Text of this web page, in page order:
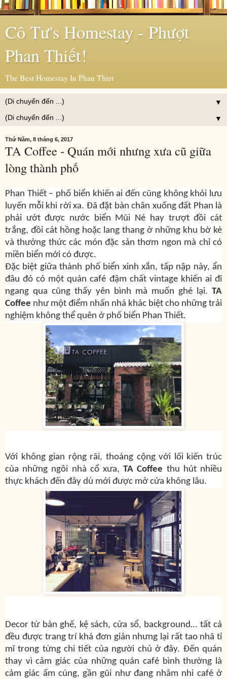
Cô Tư's Homestay - Phượt
Phan Thiết!
The Best Homestay In Phan Thiet
▼
▼
Thứ Năm, 8 tháng 6, 2017
TA Coffee - Quán mới nhưng xưa cũ giữa
lòng thành phố
Phan Thiết – phố biển khiến ai đến cũng không khỏi lưu
luyến mỗi khi rời xa. Đã đặt bàn chân xuống đất Phan là
phải ướt được nước biển Mũi Né hay trượt đồi cát
trắng, đồi cát hồng hoặc lang thang ở những khu bờ kè
và thưởng thức các món đặc sản thơm ngon mà chỉ có
miền biển mới có được.
Đặc biệt giữa thành phố biển xinh xắn, tấp nập này, ẩn
đâu đó có một quán café đậm chất vintage khiến ai đi
ngang qua cũng thấy yên bình mà muốn ghé lại. TA
Coffee như một điểm nhấn nhá khác biệt cho những trải
nghiệm không thể quên ở phố biển Phan Thiết.
Với không gian rộng rãi, thoáng cộng với lối kiến trúc
của những ngôi nhà cổ xưa,TA Coffee thu hút nhiều
thực khách đến đây dù mới được mở cửa không lâu.
Decor từ bàn ghế, kệ sách, cửa sổ, background… tất cả
đều được trang trí khá đơn giản nhưng lại rất tao nhã tỉ
mĩ trong từng chi tiết của người chủ ở đây. Đến quán
thay vì cảm giác của những quán café bình thường là
cảm giác ấm cúng, gần gũi như đang nhâm nhi café ở